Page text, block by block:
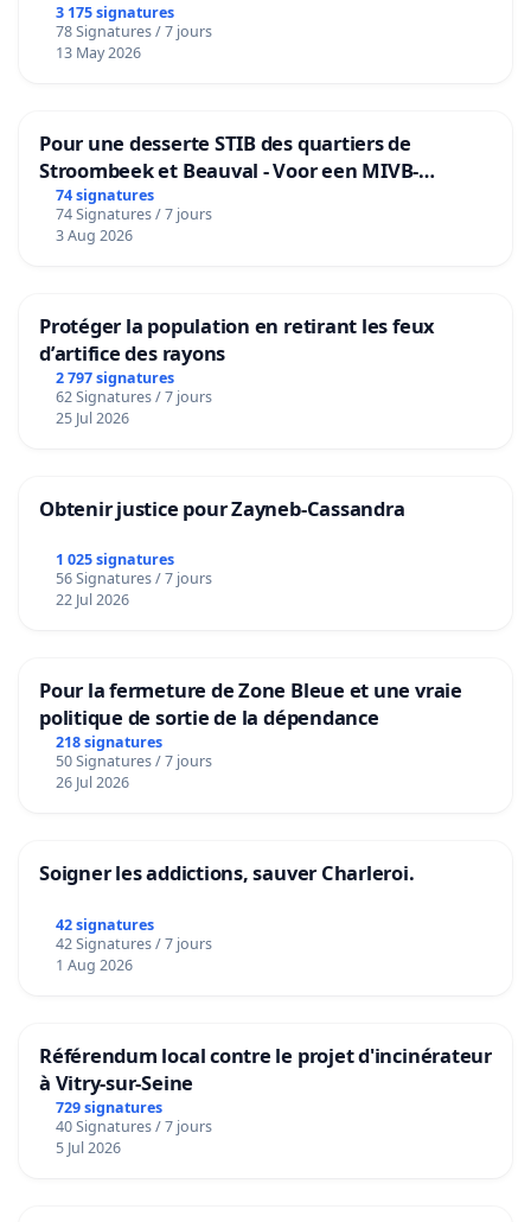
3 175 signatures
78 Signatures / 7 jours
13 May 2026
Pour une desserte STIB des quartiers de
Stroombeek et Beauval - Voor een MIVB-
bediening van de wijken Strombeek en Het
Voor
74 signatures
74 Signatures / 7 jours
3 Aug 2026
Protéger la population en retirant les feux
d’artifice des rayons
2 797 signatures
62 Signatures / 7 jours
25 Jul 2026
Obtenir justice pour Zayneb-Cassandra
1 025 signatures
56 Signatures / 7 jours
22 Jul 2026
Pour la fermeture de Zone Bleue et une vraie
politique de sortie de la dépendance
218 signatures
50 Signatures / 7 jours
26 Jul 2026
Soigner les addictions, sauver Charleroi.
42 signatures
42 Signatures / 7 jours
1 Aug 2026
Référendum local contre le projet d'incinérateur
à Vitry-sur-Seine
729 signatures
40 Signatures / 7 jours
5 Jul 2026